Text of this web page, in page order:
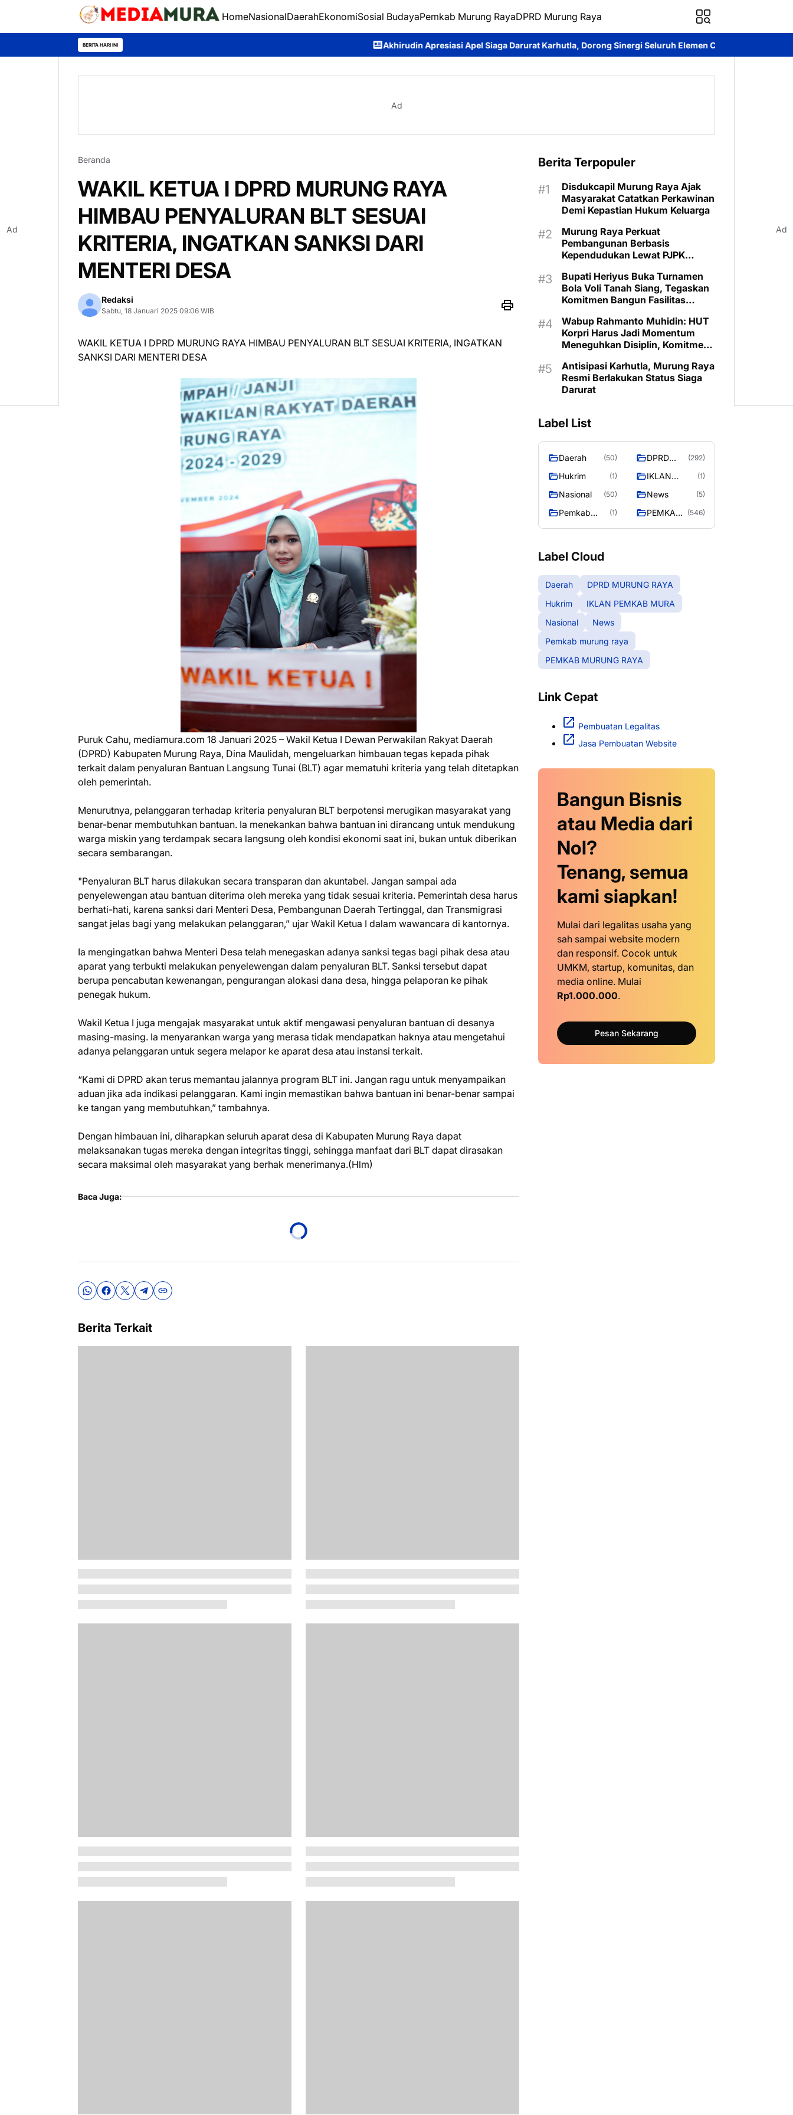
HomeNasionalDaerahEkonomiSosial BudayaPemkab Murung RayaDPRD Murung Raya
BERITA HARI INI Akhirudin Apresiasi Apel Siaga Darurat Karhutla, Dorong Sinergi Seluruh Elemen Cegah Bencana Imanudin Apresiasi
Ad
Beranda
WAKIL KETUA I DPRD MURUNG RAYA
HIMBAU PENYALURAN BLT SESUAI
KRITERIA, INGATKAN SANKSI DARI
MENTERI DESA
Redaksi
Sabtu, 18 Januari 2025 09:06 WIB
WAKIL KETUA I DPRD MURUNG RAYA HIMBAU PENYALURAN BLT SESUAI KRITERIA, INGATKAN
SANKSI DARI MENTERI DESA
Puruk Cahu, mediamura.com 18 Januari 2025 – Wakil Ketua I Dewan Perwakilan Rakyat Daerah
(DPRD) Kabupaten Murung Raya, Dina Maulidah, mengeluarkan himbauan tegas kepada pihak
terkait dalam penyaluran Bantuan Langsung Tunai (BLT) agar mematuhi kriteria yang telah ditetapkan
oleh pemerintah.
Menurutnya, pelanggaran terhadap kriteria penyaluran BLT berpotensi merugikan masyarakat yang
benar-benar membutuhkan bantuan. Ia menekankan bahwa bantuan ini dirancang untuk mendukung
warga miskin yang terdampak secara langsung oleh kondisi ekonomi saat ini, bukan untuk diberikan
secara sembarangan.
"Penyaluran BLT harus dilakukan secara transparan dan akuntabel. Jangan sampai ada
penyelewengan atau bantuan diterima oleh mereka yang tidak sesuai kriteria. Pemerintah desa harus
berhati-hati, karena sanksi dari Menteri Desa, Pembangunan Daerah Tertinggal, dan Transmigrasi
sangat jelas bagi yang melakukan pelanggaran,” ujar Wakil Ketua I dalam wawancara di kantornya.
Ia mengingatkan bahwa Menteri Desa telah menegaskan adanya sanksi tegas bagi pihak desa atau
aparat yang terbukti melakukan penyelewengan dalam penyaluran BLT. Sanksi tersebut dapat
berupa pencabutan kewenangan, pengurangan alokasi dana desa, hingga pelaporan ke pihak
penegak hukum.
Wakil Ketua I juga mengajak masyarakat untuk aktif mengawasi penyaluran bantuan di desanya
masing-masing. Ia menyarankan warga yang merasa tidak mendapatkan haknya atau mengetahui
adanya pelanggaran untuk segera melapor ke aparat desa atau instansi terkait.
“Kami di DPRD akan terus memantau jalannya program BLT ini. Jangan ragu untuk menyampaikan
aduan jika ada indikasi pelanggaran. Kami ingin memastikan bahwa bantuan ini benar-benar sampai
ke tangan yang membutuhkan,” tambahnya.
Dengan himbauan ini, diharapkan seluruh aparat desa di Kabupaten Murung Raya dapat
melaksanakan tugas mereka dengan integritas tinggi, sehingga manfaat dari BLT dapat dirasakan
secara maksimal oleh masyarakat yang berhak menerimanya.(Hlm)
Baca Juga:
Berita Terkait
Berita Terpopuler
Disdukcapil Murung Raya Ajak
Masyarakat Catatkan Perkawinan
Demi Kepastian Hukum Keluarga
Murung Raya Perkuat
Pembangunan Berbasis
Kependudukan Lewat PJPK
Bupati Heriyus Buka Turnamen
Bola Voli Tanah Siang, Tegaskan
Komitmen Bangun Fasilitas
Wabup Rahmanto Muhidin: HUT
Korpri Harus Jadi Momentum
Meneguhkan Disiplin, Komitmen
untuk Majukan Murung Raya
Antisipasi Karhutla, Murung Raya
Resmi Berlakukan Status Siaga
Darurat
Label List
Daerah (50)
DPRD
RAYA
(292)
Hukrim (1)
IKLAN
MURA
(1)
Nasional (50) News (5)
Pemkab
(1)
PEMKAB
(546)
Label Cloud
Daerah
DPRD MURUNG RAYA
Hukrim
IKLAN PEMKAB MURA
Nasional
News
Pemkab murung raya
PEMKAB MURUNG RAYA
Link Cepat
Pembuatan Legalitas
Jasa Pembuatan Website
Bangun Bisnis
atau Media dari
Nol?
Tenang, semua
kami siapkan!
Mulai dari legalitas usaha yang
sah sampai website modern
dan responsif. Cocok untuk
UMKM, startup, komunitas, dan
media online. Mulai
Rp1.000.000.
Pesan Sekarang
Ad Ad